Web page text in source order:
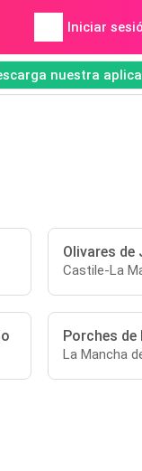
Iniciar
nuestra
Olivares de
Castile-La
Porches de
La Mancha